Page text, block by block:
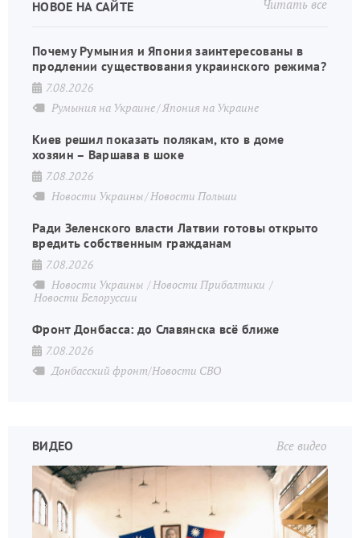
Читать все
НОВОЕ НА САЙТЕ
Почему Румыния и Япония заинтересованы в
продлении существования украинского режима?
7.08.2026
Румыния на Украине Япония на Украине
Киев решил показать полякам, кто в доме
хозяин – Варшава в шоке
7.08.2026
Новости Украины Новости Польши
Ради Зеленского власти Латвии готовы открыто
вредить собственным гражданам
7.08.2026
Новости Украины
Новости Прибалтики
Новости Белоруссии
Фронт Донбасса: до Славянска всё ближе
7.08.2026
Донбасский фронт/Новости СВО
Все видео
ВИДЕО